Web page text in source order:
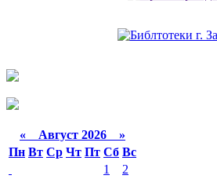
« Август 2026 »
Пн Вт Ср Чт Пт Сб Вс
1
2